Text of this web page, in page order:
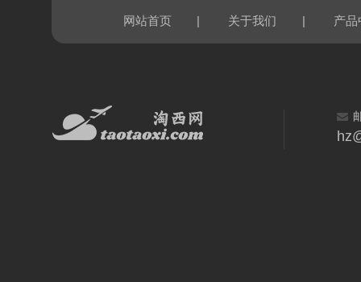
网站首页 | 关于我们 | 产品